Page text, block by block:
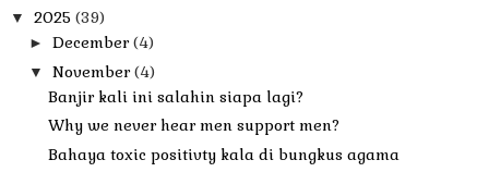
▼ 2025 (39)
► December(4)
▼ November(4)
Banjir kali ini salahin siapa lagi?
Why we never hear men support men?
Bahaya toxic positivty kala di bungkus agama